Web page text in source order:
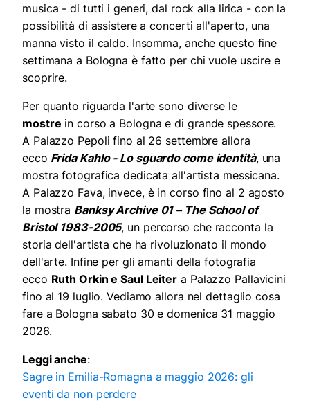
musica - di tutti i generi, dal rock alla lirica - con la
possibilità di assistere a concerti all'aperto, una
manna visto il caldo. Insomma, anche questo fine
settimana a Bologna è fatto per chi vuole uscire e
scoprire.
Per quanto riguarda l'arte sono diverse le
mostre in corso a Bologna e di grande spessore.
A Palazzo Pepoli fino al 26 settembre allora
ecco Frida Kahlo - Lo sguardo come identità, una
mostra fotografica dedicata all'artista messicana.
A Palazzo Fava, invece, è in corso fino al 2 agosto
la mostra Banksy Archive 01 – The School of
Bristol 1983-2005, un percorso che racconta la
storia dell'artista che ha rivoluzionato il mondo
dell'arte. Infine per gli amanti della fotografia
ecco Ruth Orkin e Saul Leiter a Palazzo Pallavicini
fino al 19 luglio. Vediamo allora nel dettaglio cosa
fare a Bologna sabato 30 e domenica 31 maggio
2026.
Leggi anche:
Sagre in Emilia-Romagna a maggio 2026: gli
eventi da non perdere